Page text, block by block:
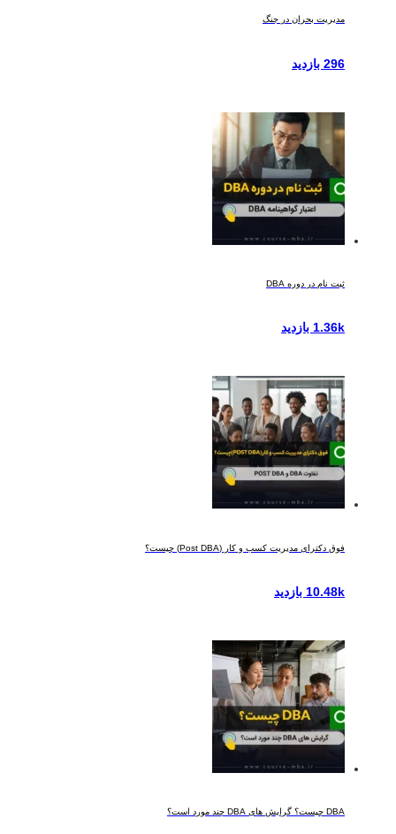
مدیریت بحران در جنگ
296 بازدید
ثبت نام در دوره DBA
1.36k بازدید
فوق دکترای مدیریت کسب و کار (Post DBA) چیست؟
10.48k بازدید
DBA چیست؟ گرایش های DBA چند مورد است؟